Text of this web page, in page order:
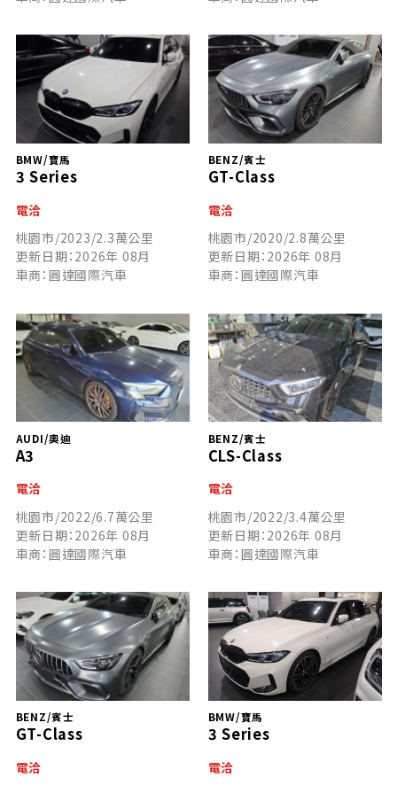
BMW/寶馬
3 Series
電洽
桃園市/2023/2.3萬公里
更新日期：2026年 08月
車商：圓達國際汽車
BENZ/賓士
GT-Class
電洽
桃園市/2020/2.8萬公里
更新日期：2026年 08月
車商：圓達國際汽車
AUDI/奧迪
A3
電洽
桃園市/2022/6.7萬公里
更新日期：2026年 08月
車商：圓達國際汽車
BENZ/賓士
CLS-Class
電洽
桃園市/2022/3.4萬公里
更新日期：2026年 08月
車商：圓達國際汽車
BENZ/賓士
GT-Class
電洽
BMW/寶馬
3 Series
電洽